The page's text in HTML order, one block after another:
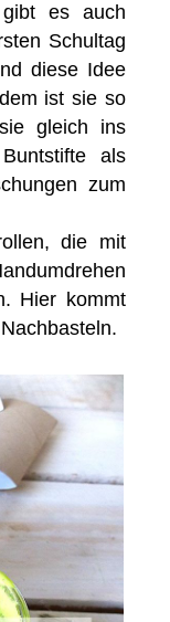
es auch
Schultag
diese Idee
ist sie so
gleich ins
als
zum
die mit
Hier kommt